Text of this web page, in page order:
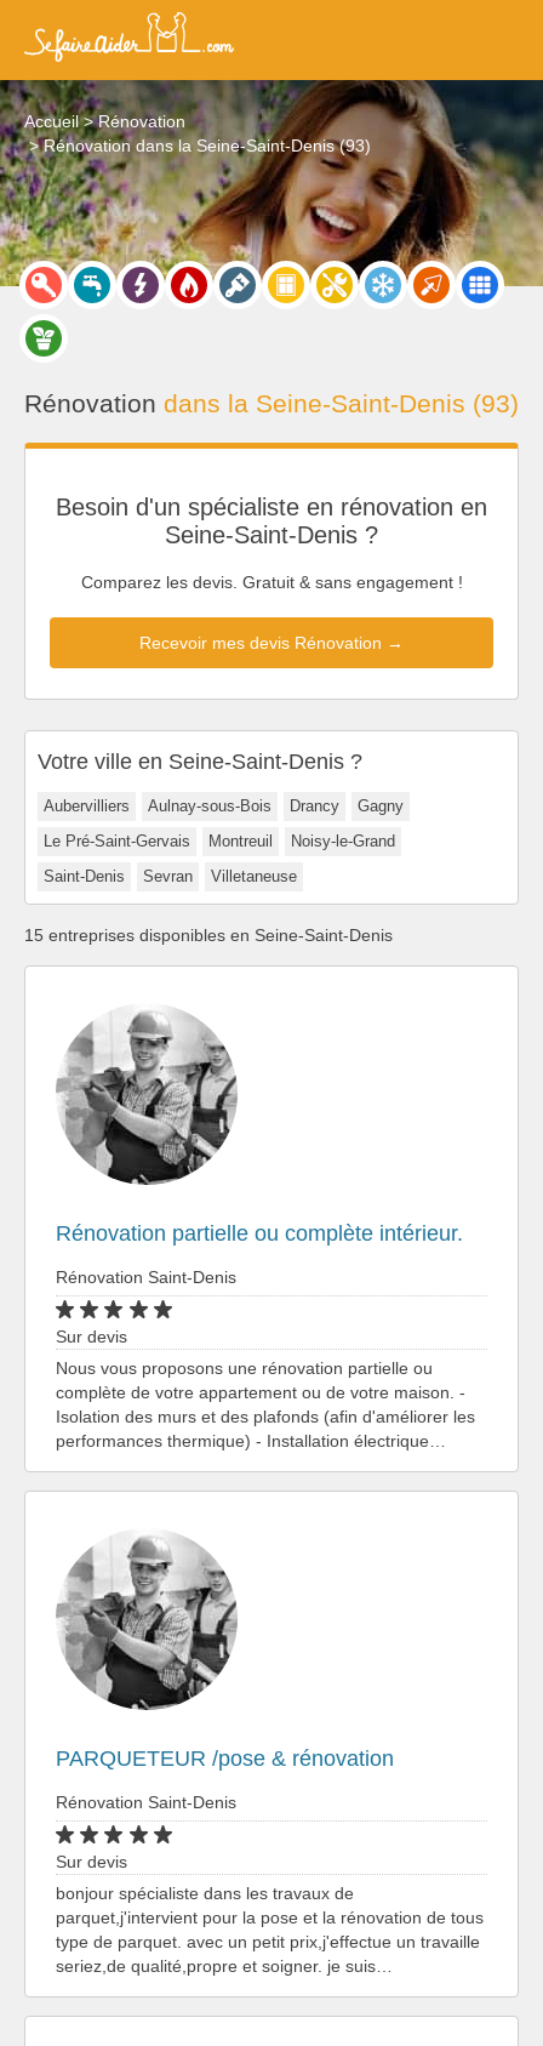
Accueil
Rénovation
Rénovation dans la Seine-Saint-Denis (93)
Rénovation dans la Seine-Saint-Denis (93)
Besoin d'un spécialiste en rénovation en
Seine-Saint-Denis ?
Comparez les devis. Gratuit & sans engagement !
Recevoir mes devis Rénovation →
Votre ville en Seine-Saint-Denis ?
Aubervilliers Aulnay-sous-Bois Drancy
Gagny
Le Pré-Saint-Gervais
Montreuil
Noisy-le-Grand
Saint-Denis
Sevran Villetaneuse
15 entreprises disponibles en Seine-Saint-Denis
Rénovation partielle ou complète intérieur.
Rénovation Saint-Denis
Sur devis
Nous vous proposons une rénovation partielle ou
complète de votre appartement ou de votre maison. -
Isolation des murs et des plafonds (afin d'améliorer les
performances thermique) - Installation électrique…
PARQUETEUR /pose & rénovation
Rénovation Saint-Denis
Sur devis
bonjour spécialiste dans les travaux de
parquet,j'intervient pour la pose et la rénovation de tous
type de parquet. avec un petit prix,j'effectue un travaille
seriez,de qualité,propre et soigner. je suis…